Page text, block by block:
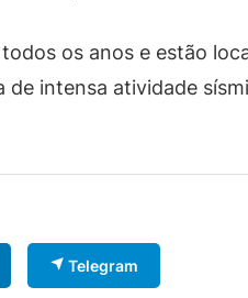
os anos e estão
de intensa atividade
Telegram